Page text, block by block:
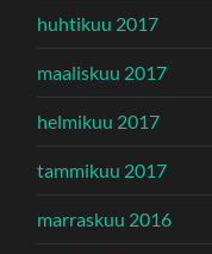
huhtikuu 2017
maaliskuu 2017
helmikuu 2017
tammikuu 2017
marraskuu 2016